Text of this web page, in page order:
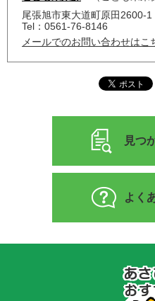
尾張旭市東大道町原田2600-1
Tel：0561-76-8146
メールでのお問い合わせはこ
見つ
よく